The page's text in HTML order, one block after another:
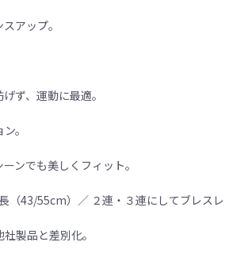
アップ。
ず、運動に最適。
。
ンでも美しくフィット。
43/55cm）／ ２連・３連にしてブレスレ
製品と差別化。